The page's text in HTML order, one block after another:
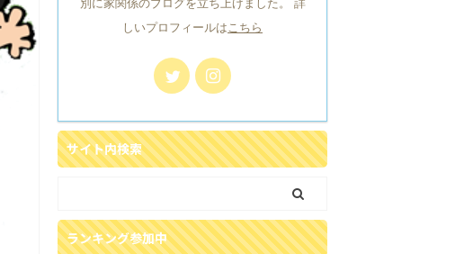
別に家関係のブログを立ち上げました。 詳
しいプロフィールはこちら
サイト内検索
ランキング参加中